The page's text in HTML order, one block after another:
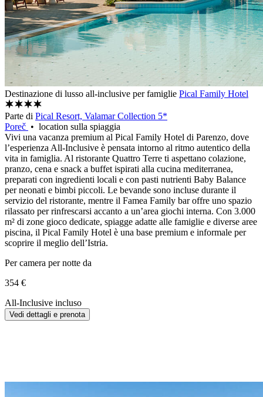
Destinazione di lusso all-inclusive per famiglie Pical Family Hotel
Parte di Pical Resort, Valamar Collection 5*
Poreč • location sulla spiaggia
Vivi una vacanza premium al Pical Family Hotel di Parenzo, dove
l’esperienza All-Inclusive è pensata intorno al ritmo autentico della
vita in famiglia. Al ristorante Quattro Terre ti aspettano colazione,
pranzo, cena e snack a buffet ispirati alla cucina mediterranea,
preparati con ingredienti locali e con pasti nutrienti Baby Balance
per neonati e bimbi piccoli. Le bevande sono incluse durante il
servizio del ristorante, mentre il Famea Family bar offre uno spazio
rilassato per rinfrescarsi accanto a un’area giochi interna. Con 3.000
m² di zone gioco dedicate, spiagge adatte alle famiglie e diverse aree
piscina, il Pical Family Hotel è una base premium e informale per
scoprire il meglio dell’Istria.
Per camera per notte da
354 €
All-Inclusive incluso
Vedi dettagli e prenota